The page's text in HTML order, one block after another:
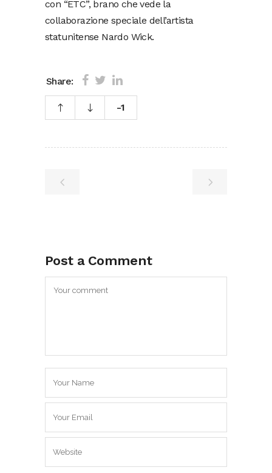
con “ETC”, brano che vede la
collaborazione speciale dell’artista
statunitense Nardo Wick.
Share:
-1
Post a Comment